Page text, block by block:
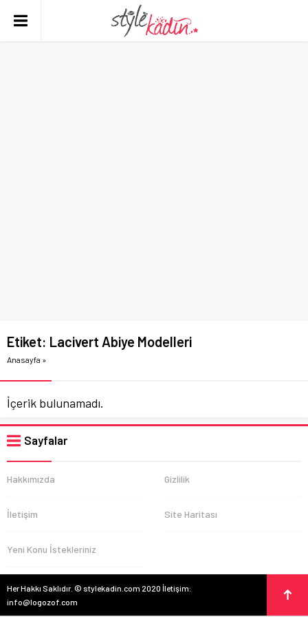
Etiket: Lacivert Abiye Modelleri
Anasayfa »
İçerik bulunamadı.
Sayfalar
Hakkımızda Gizlilik
İletişim Site Haritası
Yeni Konu İstekleriniz
Her Hakkı Saklıdır. © stylekadin.com 2020 İletişim:
info@logozof.com